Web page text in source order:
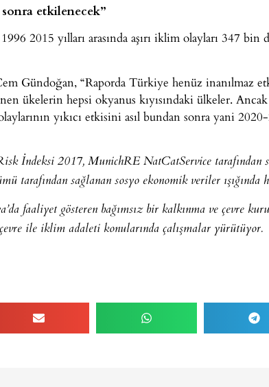
etkilenecek”
2015 yılları arasında aşırı iklim olayları 347 bin
Gündoğan, “Raporda Türkiye henüz inanılmaz
ükelerin hepsi okyanus kıyısındaki ülkeler.
yıkıcı etkisini asıl bundan sonra yani
İndeksi 2017, MunichRE NatCatService
tarafından sağlanan sosyo ekonomik veriler ışığında
faaliyet gösteren bağımsız bir kalkınma ve çevre
ile iklim adaleti konularında çalışmalar yürütüyor.